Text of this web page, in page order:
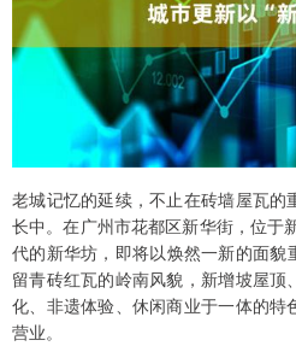
老城记忆的延续，不止在砖墙屋瓦
长中。在广州市花都区新华街，位于
代的新华坊，即将以焕然一新的面
留青砖红瓦的岭南风貌，新增坡屋
化、非遗体验、休闲商业于一体的
营业。